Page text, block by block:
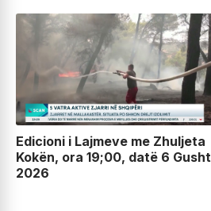
Edicioni i Lajmeve me Zhuljeta
Kokën, ora 19;00, datë 6 Gusht
2026